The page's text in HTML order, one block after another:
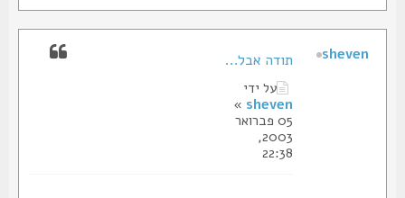
תודה אבל...
על ידי
sheven
»
05 פברואר
2003,
22:38
sheven